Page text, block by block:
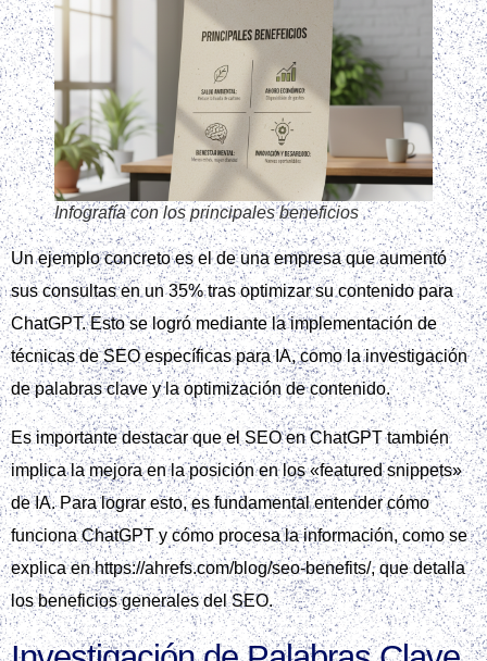
Infografía con los principales beneficios
Un ejemplo concreto es el de una empresa que aumentó
sus consultas en un 35% tras optimizar su contenido para
ChatGPT. Esto se logró mediante la implementación de
técnicas de SEO específicas para IA, como la investigación
de palabras clave y la optimización de contenido.
Es importante destacar que el SEO en ChatGPT también
implica la mejora en la posición en los «featured snippets»
de IA. Para lograr esto, es fundamental entender cómo
funciona ChatGPT y cómo procesa la información, como se
explica en https://ahrefs.com/blog/seo-benefits/, que detalla
los beneficios generales del SEO.